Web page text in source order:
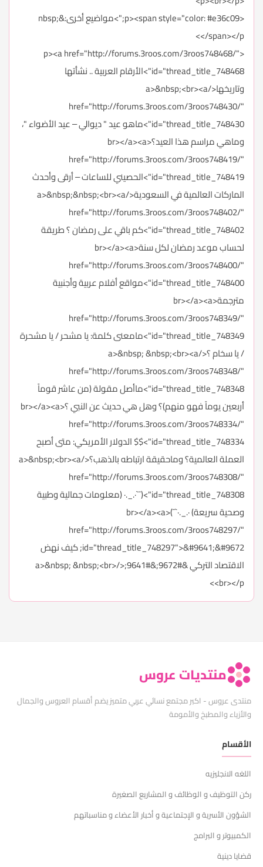
<p><span style="color: #e36c09;">مواضيع أخرى:&nbsp;
</span></p>
<p><a href="http://forums.3roos.com/3roos748468/"
id="thread_title_748468">الأرقام العربية .. نشأتها
وتاريخها</a>&nbsp;<br><a
href="http://forums.3roos.com/3roos748430/"
id="thread_title_748430">ماهو عيد " ديوالي – عيد الأضواء "،
وماهي مراسم هذا العيد؟<br></a><a
href="http://forums.3roos.com/3roos748419/"
id="thread_title_748419">الحصيني للساعات – أرقى وأحدث
الماركات العالمية في السعودية</a>&nbsp;&nbsp;<br><a
href="http://forums.3roos.com/3roos748402/"
id="thread_title_748402">كم باقي على رمضان ؟ طريقة
لحساب موعد رمضان لكل سنة<br></a><a
href="http://forums.3roos.com/3roos748400/"
id="thread_title_748400">مواقع أفلام عربية وأجنبية
مترجمة<br></a><a
href="http://forums.3roos.com/3roos748349/"
id="thread_title_748349">مامعنى كلمة: يا مشحر / يا مشحرة
/ يا سخام ؟</a>&nbsp; &nbsp;<br><a
href="http://forums.3roos.com/3roos748348/"
id="thread_title_748348">ماأصل مقولة (من عاشر قوماً
أربعين يوماً فهو منهم)؟ وهل هي حديث عن النبي ؟<br></a><a
href="http://forums.3roos.com/3roos748334/"
id="thread_title_748334">$$ الدولار الأمريكي: متى أصبح
العملة العالمية؟ وماحقيقة ارتباطه بالذهب؟</a>&nbsp;<br><a
href="http://forums.3roos.com/3roos748308/"
id="thread_title_748308">(¯`·._.· (معلومات جمالية وطبية
وصحية سريعة) ·._.·`¯)<br></a><a
href="http://forums.3roos.com/3roos748297/"
id="thread_title_748297">&#9641;&#9672; كيف نهض
الاقتصاد التركي &#9672;&#9641;</a>&nbsp; &nbsp;<br>
<br></p>
منتديات عروس
منتدى عروس - اكبر مجتمع نسائي عربي متميز يضم أقسام العروس والجمال
والأزياء والمطبخ والأمومة
الأقسام
اللغه الانجليزيه
ركن التوظيف و الوظائف و المشاريع الصغيرة
الشؤون الأسرية و الإجتماعية و أخبار الأعضاء و مناسباتهم
الكمبيوتر و البرامج
قضايا دينية